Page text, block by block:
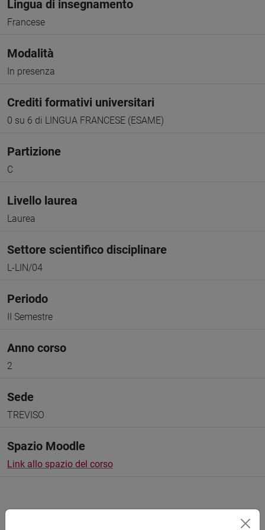
Lingua di insegnamento
Francese
Modalità
In presenza
Crediti formativi universitari
0 su 6 di LINGUA FRANCESE (ESAME)
Partizione
C
Livello laurea
Laurea
Settore scientifico disciplinare
L-LIN/04
Periodo
II Semestre
Anno corso
2
Sede
TREVISO
Spazio Moodle
Link allo spazio del corso